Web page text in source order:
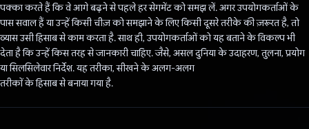
पक्का करते हैं कि वे आगे बढ़ने से पहले हर सेगमेंट को समझ लें. अगर उपयोगकर्ताओं के
पास सवाल हैं या उन्हें किसी चीज़ को समझाने के लिए किसी दूसरे तरीके की ज़रूरत है, तो
व्यास उसी हिसाब से काम करता है. साथ ही, उपयोगकर्ताओं को यह बताने के विकल्प भी
देता है कि उन्हें किस तरह से जानकारी चाहिए. जैसे, असल दुनिया के उदाहरण, तुलना, प्रयोग
या सिलसिलेवार निर्देश. यह तरीका, सीखने के अलग-अलग
तरीकों के हिसाब से बनाया गया है.